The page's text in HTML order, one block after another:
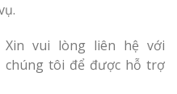
Xin vui lòng liên hệ với
chúng tôi để được hỗ trợ
Làm Biển
Mica Tại Vinh Lấy